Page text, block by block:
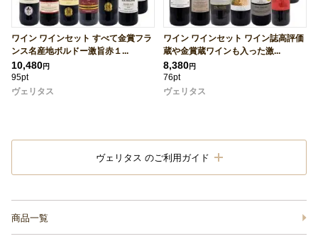
ワイン ワインセット すべて金賞フラ
ンス名産地ボルドー激旨赤１...
10,480円
95pt
ヴェリタス
ワイン ワインセット ワイン誌高評価
蔵や金賞蔵ワインも入った激...
8,380円
76pt
ヴェリタス
ヴェリタス のご利用ガイド
商品一覧